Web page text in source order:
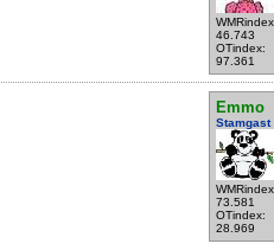
46.743
OTindex:
97.361
Emmo
Stamgast
73.581
OTindex:
28.969